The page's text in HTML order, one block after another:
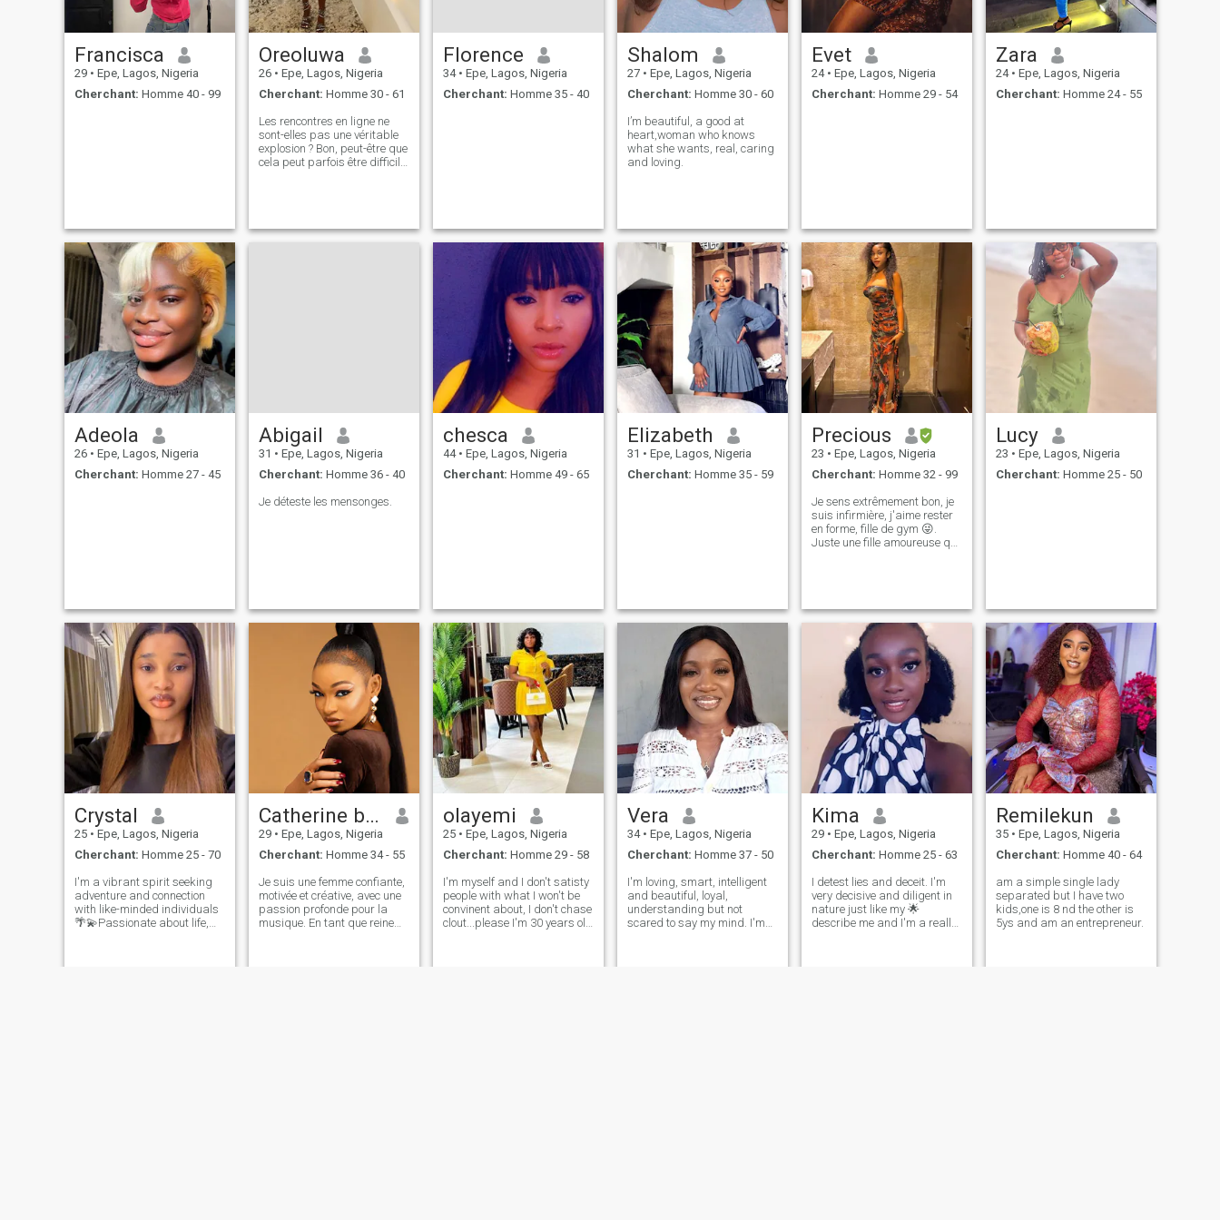
Francisca
29 • Epe, Lagos, Nigeria
Cherchant: Homme 40 - 99
Oreoluwa
26 • Epe, Lagos, Nigeria
Cherchant: Homme 30 - 61
Les rencontres en ligne ne
sont-elles pas une véritable
explosion ? Bon, peut-être que
cela peut parfois être difficile,
vous n'avez peut-être jamais
message.
Florence
34 • Epe, Lagos, Nigeria
Cherchant: Homme 35 - 40
Shalom
27 • Epe, Lagos, Nigeria
Cherchant: Homme 30 - 60
I’m beautiful, a good at
heart,woman who knows
what she wants, real, caring
and loving.
Evet
24 • Epe, Lagos, Nigeria
Cherchant: Homme 29 - 54
Zara
24 • Epe, Lagos, Nigeria
Cherchant: Homme 24 - 55
Adeola
26 • Epe, Lagos, Nigeria
Cherchant: Homme 27 - 45
Abigail
31 • Epe, Lagos, Nigeria
Cherchant: Homme 36 - 40
Je déteste les mensonges.
chesca
44 • Epe, Lagos, Nigeria
Cherchant: Homme 49 - 65
Elizabeth
31 • Epe, Lagos, Nigeria
Cherchant: Homme 35 - 59
Precious
23 • Epe, Lagos, Nigeria
Cherchant: Homme 32 - 99
Je sens extrêmement bon, je
suis infirmière, j'aime rester
en forme, fille de gym 😜.
Juste une fille amoureuse qui
propreté plus que tout. Je
suis une femme très douce et
féminine.
Lucy
23 • Epe, Lagos, Nigeria
Cherchant: Homme 25 - 50
Crystal
25 • Epe, Lagos, Nigeria
Cherchant: Homme 25 - 70
I'm a vibrant spirit seeking
adventure and connection
with like-minded individuals
🌴💫Passionate about life,
Catherine brown
29 • Epe, Lagos, Nigeria
Cherchant: Homme 34 - 55
Je suis une femme confiante,
motivée et créative, avec une
passion profonde pour la
musique. En tant que reine
olayemi
25 • Epe, Lagos, Nigeria
Cherchant: Homme 29 - 58
I'm myself and I don't satisty
people with what I won't be
convinent about, I don't chase
clout...please I'm 30 years old
Vera
34 • Epe, Lagos, Nigeria
Cherchant: Homme 37 - 50
I'm loving, smart, intelligent
and beautiful, loyal,
understanding but not
scared to say my mind. I'm
Kima
29 • Epe, Lagos, Nigeria
Cherchant: Homme 25 - 63
I detest lies and deceit. I'm
very decisive and diligent in
nature just like my 🌟
describe me and I'm a really
Remilekun
35 • Epe, Lagos, Nigeria
Cherchant: Homme 40 - 64
am a simple single lady
separated but I have two
kids,one is 8 nd the other is
5ys and am an entrepreneur.